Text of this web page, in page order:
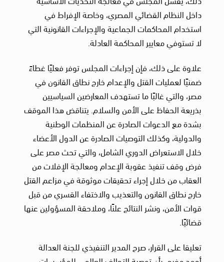
داخل النظام القضائي المصري، وخاصة الإفراط في
استخدام المحاكمات الجماعية والإجراءات القانونية التي
لا تستوفي معايير المحاكمة العادلة.
علاوة على ذلك، فإن إجراءات المجلس توفر فعليًا غطاءً
ضمنيًا لعمليات القتل والإعدام خارج نطاق القانون في
مصر، والتي غالبًا ما تستهدف المعارضين السياسيين
بذريعة الحفاظ على الأمن والسلام. يتناقض هذا الموقف
بشدة مع الدعوات الصادرة عن المنظمات الوطنية
والدولية، وكذلك التوصيات الصادرة عن الدول الأعضاء
خلال الاستعراض الدوري الشامل، والتي تحث مصر على
فرض وقف تنفيذ عقوبة الإعدام ومعالجة الإفلات من
العقاب من خلال إجراء تحقيقات موثوقة في مزاعم القتل
خارج نطاق القانون والتعذيب والاختفاء القسري من قبل
قوات الأمن، ونشر النتائج علنًا، وملاحقة المسؤولين عنها
قضائيًا.
تعليقا على القرار، صرح المدير التنفيذي للجنة العدالة